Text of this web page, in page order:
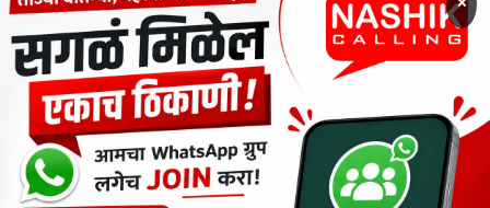
CODE OF ETHICS FOR DIGITAL NEWS WEBSITES
Contact Us
Privacy Policy
Short News